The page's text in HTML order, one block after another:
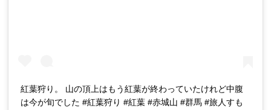
紅葉狩り。 山の頂上はもう紅葉が終わっていたけれど中腹
は今が旬でした #紅葉狩り #紅葉 #赤城山 #群馬 #旅人すも